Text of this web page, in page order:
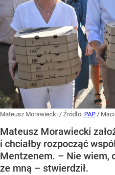
Mateusz Morawiecki / Źródło: PAP /
Mateusz Morawiecki
i chciałby rozpocząć
Mentzenem. – Nie wiem,
ze mną – stwierdził.